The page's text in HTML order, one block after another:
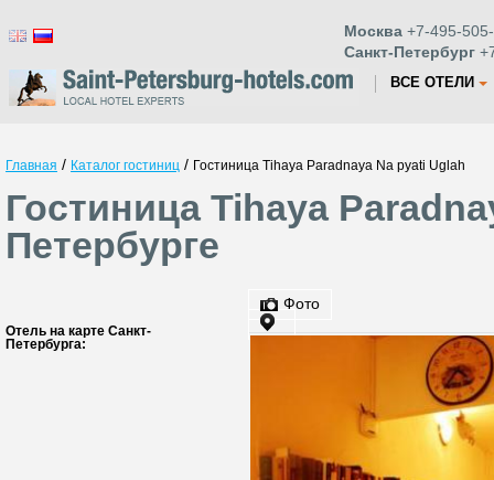
Москва +7-495-
Санкт-Петербург
ВСЕ ОТЕЛИ
Главная / Каталог гостиниц / Гостиница Tihaya Paradnaya Na pyati Uglah
Гостиница Tihaya
Петербурге
Отель на карте Санкт-
Петербурга:
Фото